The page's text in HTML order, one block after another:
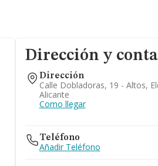
Dirección y
Dirección
Calle Dobladoras, 19 - Altos,
Alicante
Como llegar
Teléfono
Añadir Teléfono